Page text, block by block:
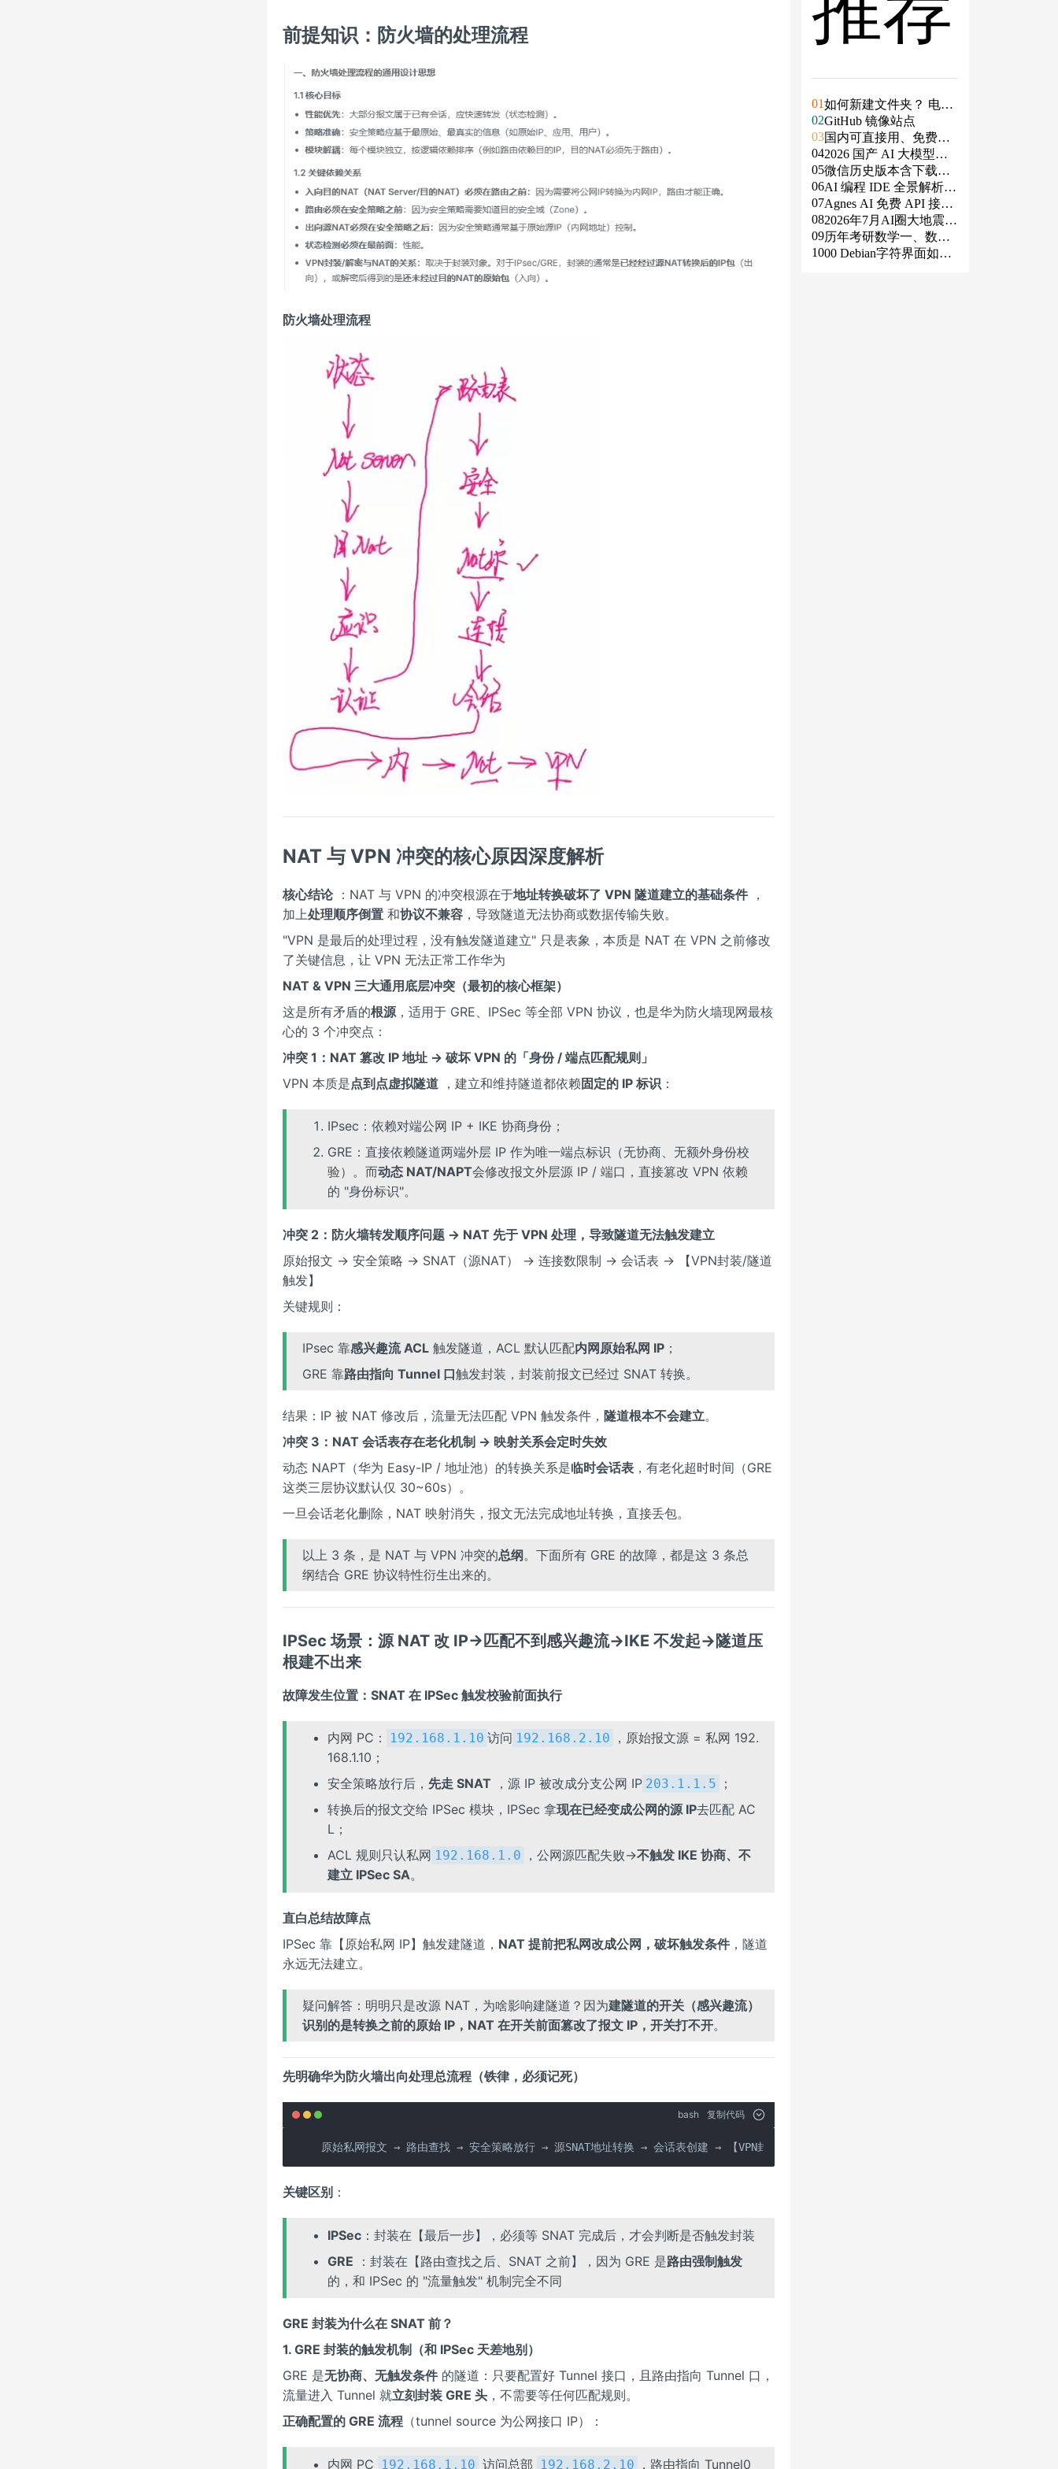
前提知识：防火墙的处理流程
防火墙处理流程
NAT 与 VPN 冲突的核心原因深度解析
核心结论：NAT 与 VPN 的冲突根源在于地址转换破坏了 VPN 隧道建立的基础条件，
加上处理顺序倒置 和协议不兼容 ，导致隧道无法协商或数据传输失败。
"VPN 是最后的处理过程，没有触发隧道建立" 只是表象，本质是 NAT 在 VPN 之前修改
了关键信息，让 VPN 无法正常工作华为
NAT & VPN 三大通用底层冲突（最初的核心框架）
这是所有矛盾的根源 ，适用于 GRE、IPSec 等全部 VPN 协议，也是华为防火墙现网最核
心的 3 个冲突点：
冲突 1：NAT 篡改 IP 地址 → 破坏 VPN 的「身份 / 端点匹配规则」
VPN 本质是点到点虚拟隧道 ，建立和维持隧道都依赖固定的 IP 标识 ：
IPsec：依赖对端公网 IP + IKE 协商身份；
GRE：直接依赖隧道两端外层 IP 作为唯一端点标识（无协商、无额外身份校
验）。而动态 NAT/NAPT会修改报文外层源 IP / 端口，直接篡改 VPN 依赖
的 "身份标识"。
冲突 2：防火墙转发顺序问题 → NAT 先于 VPN 处理，导致隧道无法触发建立
原始报文 → 安全策略 → SNAT（源NAT） → 连接数限制 → 会话表 → 【VPN封装/隧道
触发】
关键规则：
IPsec 靠感兴趣流 ACL触发隧道，ACL 默认匹配内网原始私网 IP；
GRE 靠路由指向 Tunnel 口触发封装，封装前报文已经过 SNAT 转换。
结果：IP 被 NAT 修改后，流量无法匹配 VPN 触发条件，隧道根本不会建立。
冲突 3：NAT 会话表存在老化机制 → 映射关系会定时失效
动态 NAPT（华为 Easy-IP / 地址池）的转换关系是临时会话表 ，有老化超时时间（GRE
这类三层协议默认仅 30~60s）。
一旦会话老化删除，NAT 映射消失，报文无法完成地址转换，直接丢包。
以上 3 条，是 NAT 与 VPN 冲突的总纲。下面所有 GRE 的故障，都是这 3 条总
纲结合 GRE 协议特性衍生出来的。
IPSec 场景：源 NAT 改 IP→匹配不到感兴趣流→IKE 不发起→隧道压
根建不出来
故障发生位置：SNAT 在 IPSec 触发校验前面执行
内网 PC： 192.168.1.10 访问 192.168.2.10
，原始报文源 = 私网 192.
168.1.10；
安全策略放行后， 先走 SNAT ，源 IP 被改成分支公网 IP 203.1.1.5
；
转换后的报文交给 IPSec 模块，IPSec 拿现在已经变成公网的源 IP去匹配 AC
L；
ACL 规则只认私网 192.168.1.0 ，公网源匹配失败→不触发 IKE 协商、不
建立 IPSec SA。
直白总结故障点
IPSec 靠【原始私网 IP】触发建隧道， NAT 提前把私网改成公网，破坏触发条件，隧道
永远无法建立。
疑问解答：明明只是改源 NAT，为啥影响建隧道？因为建隧道的开关（感兴趣流）
识别的是转换之前的原始 IP，NAT 在开关前面篡改了报文 IP，开关打不开。
先明确华为防火墙出向处理总流程（铁律，必须记死）
bash 复制代码
原始私网报文 → 路由查找 → 安全策略放行 → 源SNAT地址转换 → 会话表创建 → 【VPN封装】
关键区别 ：
IPSec：封装在【最后一步】，必须等 SNAT 完成后，才会判断是否触发封装
GRE ：封装在【路由查找之后、SNAT 之前】，因为 GRE 是路由强制触发
的，和 IPSec 的 "流量触发" 机制完全不同
GRE 封装为什么在 SNAT 前？
1. GRE 封装的触发机制（和 IPSec 天差地别）
GRE 是无协商、无触发条件的隧道：只要配置好 Tunnel 接口，且路由指向 Tunnel 口，
流量进入 Tunnel 就立刻封装 GRE 头 ，不需要等任何匹配规则。
正确配置的 GRE 流程 （tunnel source 为公网接口 IP）：
内网 PC 192.168.1.10 访问总部 192.168.2.10 ，路由指向 Tunnel0
01如何新建文件夹？ 电脑
新建文件夹的4种方法
02GitHub 镜像站点
03国内可直接用、免费额
度/永久免费的大模型AP
I清单（含 SiliconFlow、
火山、阿里、智谱、百
度、Kimi、DeepSeek、
DMXAPI 等）
042026 国产 AI 大模型横
评：DeepSeek、通义千
问、Kimi、文心一言、
星火、豆包谁更能打？
05微信历史版本含下载地
址（ Windows PC | 安卓
| MAC ）及设置微信不
更新
06AI 编程 IDE 全景解析 2
026：Agent 全面接管开
发链路
07Agnes AI 免费 API 接入
指南：文本、生图、生
视频，一套接口全免费
082026年7月AI圈大地震：
GPT-5.6被政府限制、Cl
aude入驻Slack、Anthrop
09历年考研数学一、数学
二、数学三真题试卷及
1000 Debian字符界面如何